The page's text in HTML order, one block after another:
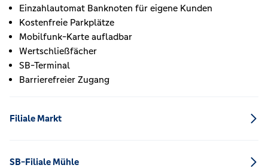
Einzahlautomat Banknoten für eigene Kunden
Kostenfreie Parkplätze
Mobilfunk-Karte aufladbar
Wertschließfächer
SB-Terminal
Barrierefreier Zugang
Filiale Markt
SB-Filiale Mühle